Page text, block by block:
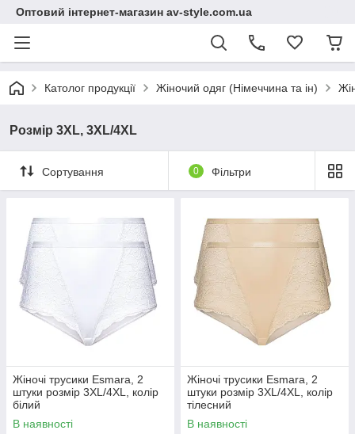
Оптовий інтернет-магазин av-style.com.ua
Католог продукції Жіночий одяг (Німеччина та ін)
Розмір 3XL, 3XL/4XL
Сортування 0 Фільтри
Жіночі трусики Esmara, 2
штуки розмір 3XL/4XL, колір
білий
В наявності
Жіночі трусики Esmara, 2
штуки розмір 3XL/4XL, колір
тілесний
В наявності